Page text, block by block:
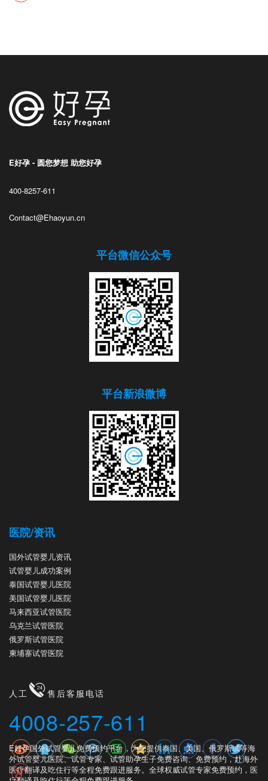
E好孕 - 圆您梦想 助您好孕
400-8257-611
Contact@Ehaoyun.cn
平台微信公众号
平台新浪微博
医院/资讯
国外试管婴儿资讯
试管婴儿成功案例
泰国试管婴儿医院
美国试管婴儿医院
马来西亚试管医院
乌克兰试管医院
俄罗斯试管医院
柬埔寨试管医院
人工 售后客服电话
4008-257-611
E好孕国外试管婴儿免费预约平台，为您提供泰国、美国、俄罗斯试等海
外试管婴儿医院、试管专家、试管助孕生子免费咨询、免费预约，赴海外
医疗翻译及吃住行等全程免费跟进服务。全球权威试管专家免费预约，医